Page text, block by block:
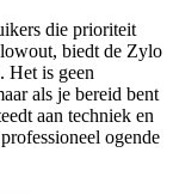
die prioriteit
biedt de Zylo
Het is geen
als je bereid bent
aan techniek en
ogende